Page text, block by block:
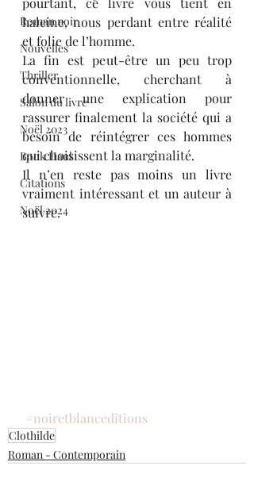
Roman noir
Nouvelles
Thriller
Salon du livre
Noël 2023
Book Haul
Citations
Noël 2024
haleine, nous perdant entre réalité
et folie de l’homme.
La fin est peut-être un peu trop
conventionnelle, cherchant à
donner une explication pour
rassurer finalement la société qui a
besoin de réintégrer ces hommes
qui choisissent la marginalité.
Il n’en reste pas moins un livre
vraiment intéressant et un auteur à
suivre.
#noiretblanceditions
Clothilde
Roman - Contemporain